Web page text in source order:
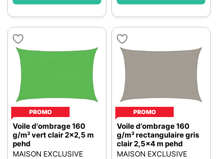
PROMO
Voile d'ombrage 160
g/m² vert clair 2x2,5 m
pehd
MAISON EXCLUSIVE
PROMO
Voile d'ombrage 160
g/m² rectangulaire gris
clair 2,5x4 m pehd
MAISON EXCLUSIVE